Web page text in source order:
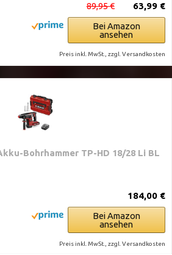
63,99 €
89,95 €
Bei Amazon
ansehen
Preis inkl. MwSt., zzgl. Versandkosten
Bohrhammer TP-HD 18/28 Li BL
184,00 €
Bei Amazon
ansehen
Preis inkl. MwSt., zzgl. Versandkosten